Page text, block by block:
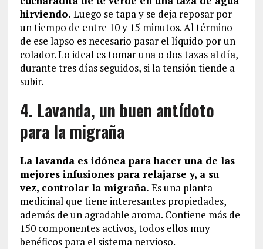
hirviendo. Luego se tapa y se deja reposar por
un tiempo de entre 10 y 15 minutos. Al término
de ese lapso es necesario pasar el líquido por un
colador. Lo ideal es tomar una o dos tazas al día,
durante tres días seguidos, si la tensión tiende a
subir.
4. Lavanda, un buen antídoto
para la migraña
La lavanda es idónea para hacer una de las
mejores infusiones para relajarse y, a su
vez, controlar la migraña. Es una planta
medicinal que tiene interesantes propiedades,
además de un agradable aroma. Contiene más de
150 componentes activos, todos ellos muy
benéficos para el sistema nervioso.